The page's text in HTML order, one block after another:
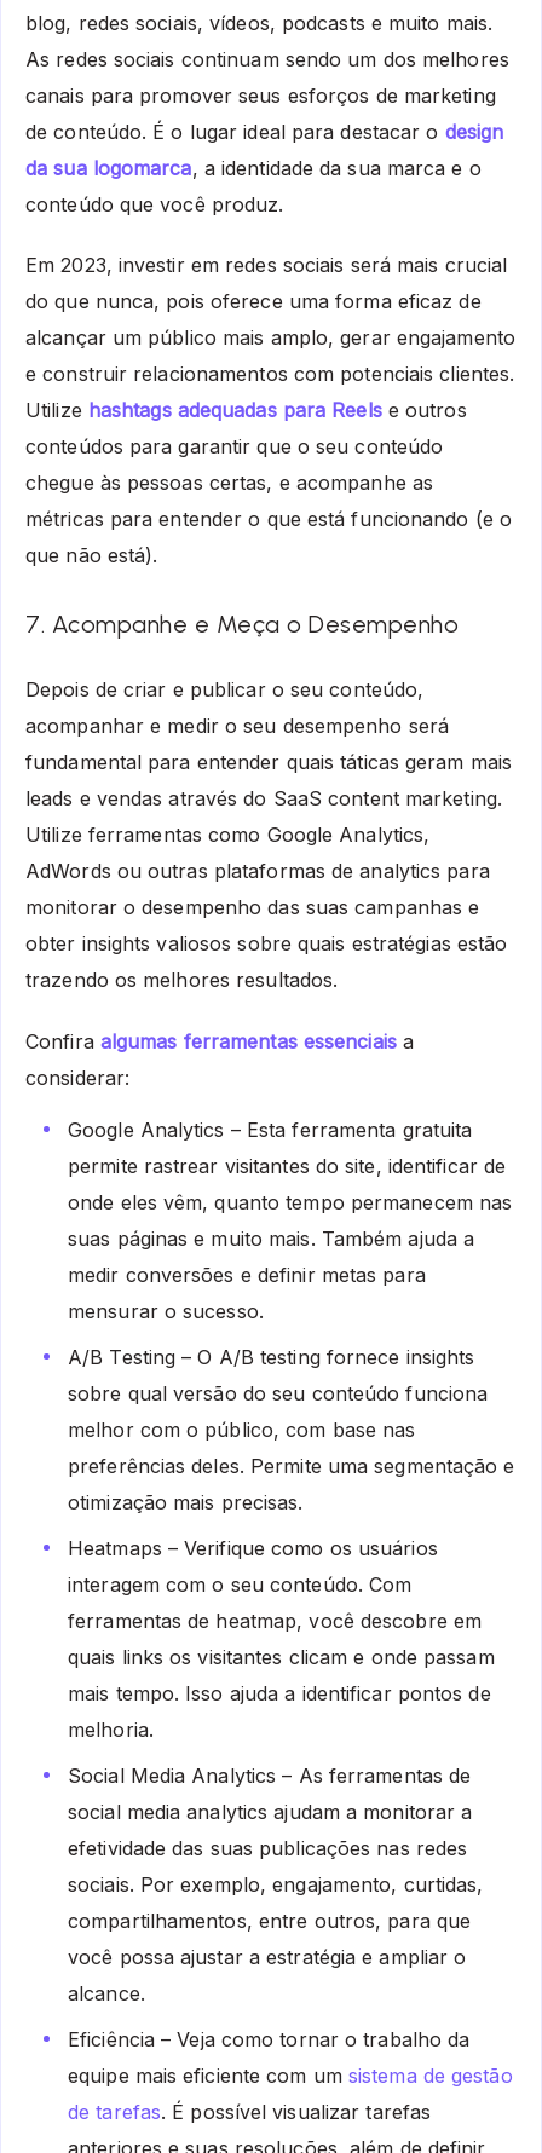
blog, redes sociais, vídeos, podcasts e muito mais.
As redes sociais continuam sendo um dos melhores
canais para promover seus esforços de marketing
de conteúdo. É o lugar ideal para destacar o design
da sua logomarca, a identidade da sua marca e o
conteúdo que você produz.
Em 2023, investir em redes sociais será mais crucial
do que nunca, pois oferece uma forma eficaz de
alcançar um público mais amplo, gerar engajamento
e construir relacionamentos com potenciais clientes.
Utilize hashtags adequadas para Reelse outros
conteúdos para garantir que o seu conteúdo
chegue às pessoas certas, e acompanhe as
métricas para entender o que está funcionando (e o
que não está).
7. Acompanhe e Meça o Desempenho
Depois de criar e publicar o seu conteúdo,
acompanhar e medir o seu desempenho será
fundamental para entender quais táticas geram mais
leads e vendas através do SaaS content marketing.
Utilize ferramentas como Google Analytics,
AdWords ou outras plataformas de analytics para
monitorar o desempenho das suas campanhas e
obter insights valiosos sobre quais estratégias estão
trazendo os melhores resultados.
Confira algumas ferramentas essenciaisa
considerar:
Google Analytics – Esta ferramenta gratuita
permite rastrear visitantes do site, identificar de
onde eles vêm, quanto tempo permanecem nas
suas páginas e muito mais. Também ajuda a
medir conversões e definir metas para
mensurar o sucesso.
A/B Testing – O A/B testing fornece insights
sobre qual versão do seu conteúdo funciona
melhor com o público, com base nas
preferências deles. Permite uma segmentação e
otimização mais precisas.
Heatmaps – Verifique como os usuários
interagem com o seu conteúdo. Com
ferramentas de heatmap, você descobre em
quais links os visitantes clicam e onde passam
mais tempo. Isso ajuda a identificar pontos de
melhoria.
Social Media Analytics – As ferramentas de
social media analytics ajudam a monitorar a
efetividade das suas publicações nas redes
sociais. Por exemplo, engajamento, curtidas,
compartilhamentos, entre outros, para que
você possa ajustar a estratégia e ampliar o
alcance.
Eficiência – Veja como tornar o trabalho da
equipe mais eficiente com um sistema de gestão
de tarefas. É possível visualizar tarefas
anteriores e suas resoluções, além de definir